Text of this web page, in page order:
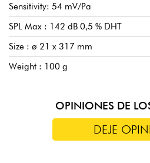
Sensitivity: 54 mV/Pa
SPL Max : 142 dB 0,5 % DHT
Size : ø 21 x 317 mm
Weight : 100 g
OPINIONES DE
DEJE